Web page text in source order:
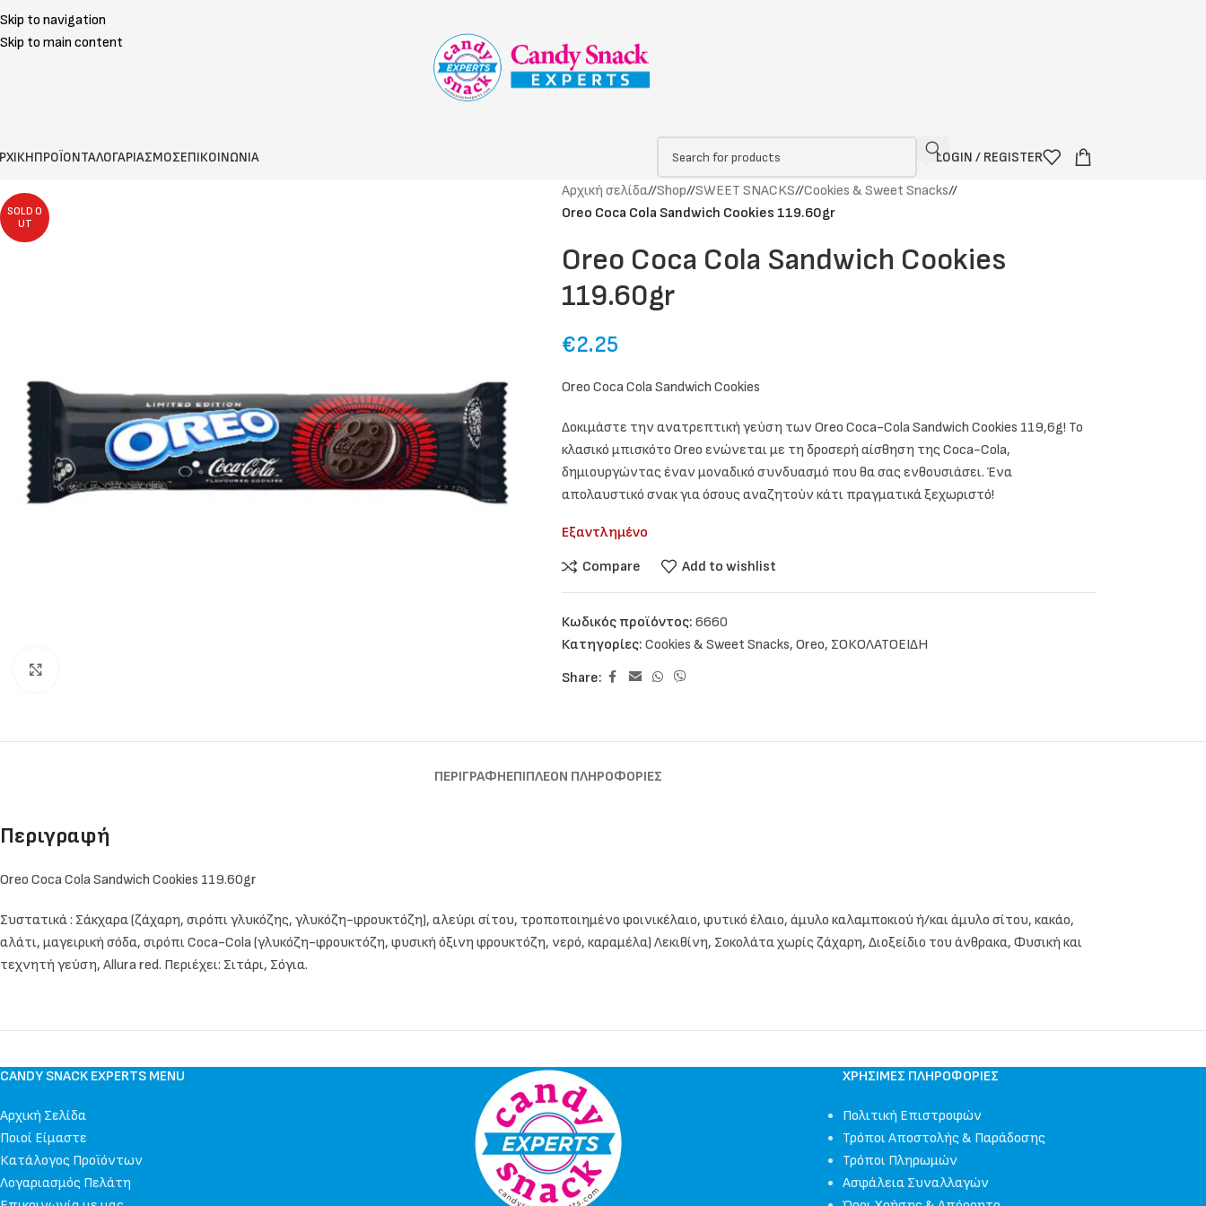
Skip to navigation
Skip to main content
ΠΡΟΪΟΝΤΑΛΟΓΑΡΙΑΣΜΟΣΕΠΙΚΟΙΝΩΝΙΑ LOGIN / REGISTER
SOLD O
UT
Αρχική σελίδα/ Shop/ SWEET SNACKS/ Cookies & Sweet Snacks/
Oreo Coca Cola Sandwich Cookies 119.60gr
Oreo Coca Cola Sandwich Cookies
119.60gr
€2.25
Oreo Coca Cola Sandwich Cookies
Δοκιμάστε την ανατρεπτική γεύση των Oreo Coca-Cola Sandwich Cookies 119,6g! Το
κλασικό μπισκότο Oreo ενώνεται με τη δροσερή αίσθηση της Coca-Cola,
δημιουργώντας έναν μοναδικό συνδυασμό που θα σας ενθουσιάσει. Ένα
απολαυστικό σνακ για όσους αναζητούν κάτι πραγματικά ξεχωριστό!
Εξαντλημένο
Compare
Add to wishlist
Κωδικός προϊόντος: 6660
Κατηγορίες: Cookies & Sweet Snacks, Oreo, ΣΟΚΟΛΑΤΟΕΙΔΗ
Share:
ΠΕΡΙΓΡΑΦΉΕΠΙΠΛΈΟΝ ΠΛΗΡΟΦΟΡΊΕΣ
Περιγραφή
Oreo Coca Cola Sandwich Cookies 119.60gr
Συστατικά : Σάκχαρα (ζάχαρη, σιρόπι γλυκόζης, γλυκόζη-φρουκτόζη), αλεύρι σίτου, τροποποιημένο φοινικέλαιο, φυτικό έλαιο, άμυλο καλαμποκιού ή/και άμυλο σίτου, κακάο,
αλάτι, μαγειρική σόδα, σιρόπι Coca-Cola (γλυκόζη-φρουκτόζη, φυσική όξινη φρουκτόζη, νερό, καραμέλα) Λεκιθίνη, Σοκολάτα χωρίς ζάχαρη, Διοξείδιο του άνθρακα, Φυσική και
τεχνητή γεύση, Allura red. Περιέχει: Σιτάρι, Σόγια.
CANDY SNACK EXPERTS MENU
Αρχική Σελίδα
Ποιοί Είμαστε
Κατάλογος Προϊόντων
Λογαριασμός Πελάτη
ΧΡΉΣΙΜΕΣ ΠΛΗΡΟΦΟΡΊΕΣ
Πολιτική Επιστροφών
Τρόποι Αποστολής & Παράδοσης
Τρόποι Πληρωμών
Ασφάλεια Συναλλαγών